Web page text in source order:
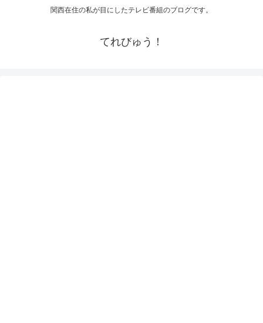
関西在住の私が目にしたテレビ番組のブログです。
てれびゅう！